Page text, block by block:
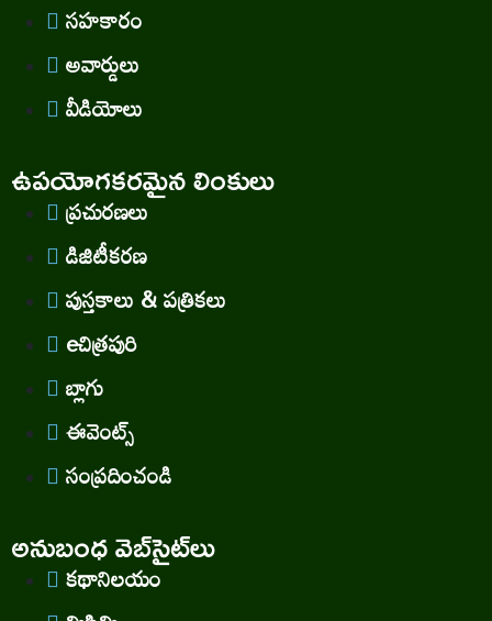
సహకారం
అవార్డులు
వీడియోలు
ఉపయోగకరమైన లింకులు
ప్రచురణలు
డిజిటీకరణ
పుస్తకాలు & పత్రికలు
eచిత్రపురి
బ్లాగు
ఈవెంట్స్
సంప్రదించండి
అనుబంధ వెబ్‌సైట్‌లు
కథానిలయం